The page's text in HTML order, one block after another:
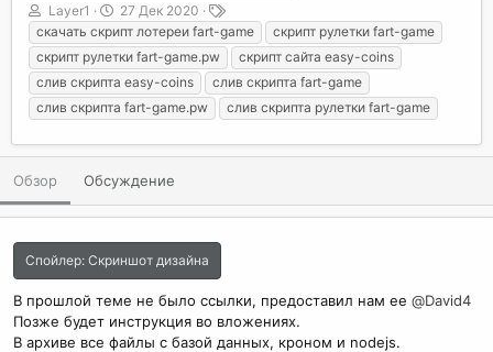
А
в
т
о
р
Layer1
Д
а
т
а
с
о
д
н
и
27 Дек 2020
е
г
и
скачать скрипт лотереи fart-game
скрипт рулетки fart-game
скрипт рулетки fart-game.pw
скрипт сайта easy-coins
слив скрипта easy-coins
слив скрипта fart-game
слив скрипта fart-game.pw
слив скрипта рулетки fart-game
Обзор Обсуждение
Спойлер: Скриншот дизайна
В прошлой теме не было ссылки, предоставил нам ее @David4
Позже будет инструкция во вложениях.
В архиве все файлы с базой данных, кроном и nodejs.